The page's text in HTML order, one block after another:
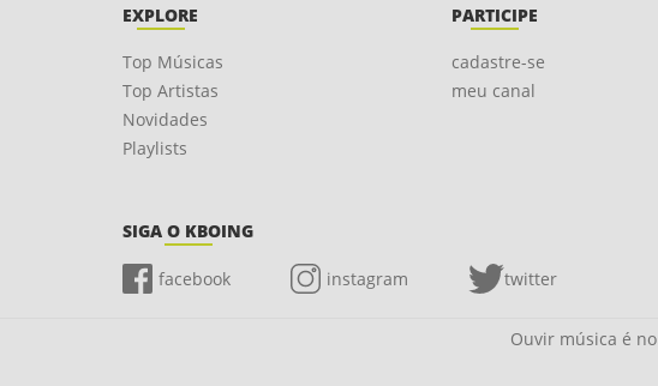
EXPLORE
Top Músicas
Top Artistas
Novidades
Playlists
PARTICIPE
cadastre-se
meu canal
SIGA O KBOING
facebook instagram twitter
Ouvir música é no